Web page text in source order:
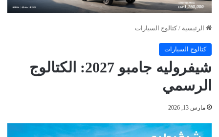
الرئيسية / كتالوج السيارات
كتالوج السيارات
شيفروليه جامبو 2027: الكتالوج
الرسمي
مارس 13, 2026